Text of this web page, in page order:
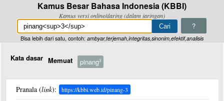
Kamus Besar Bahasa Indonesia (KBBI)
Kamus versi online/daring (dalam jaringan)
?
Bisa lebih dari satu, contoh: ambyar,terjemah,integritas,sinonim,efektif,analisis
Kata dasar Memuat pinang3
Pranala (link): https://kbbi.web.id/pinang-3